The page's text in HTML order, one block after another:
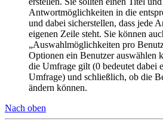
Antwortmöglichkeiten in die
und dabei sicherstellen, dass jede
eigenen Zeile steht. Sie können
„Auswahlmöglichkeiten pro
Optionen ein Benutzer auswählen
die Umfrage gilt (0 bedeutet dabei
Umfrage) und schließlich, ob die
ändern können.
Nach oben